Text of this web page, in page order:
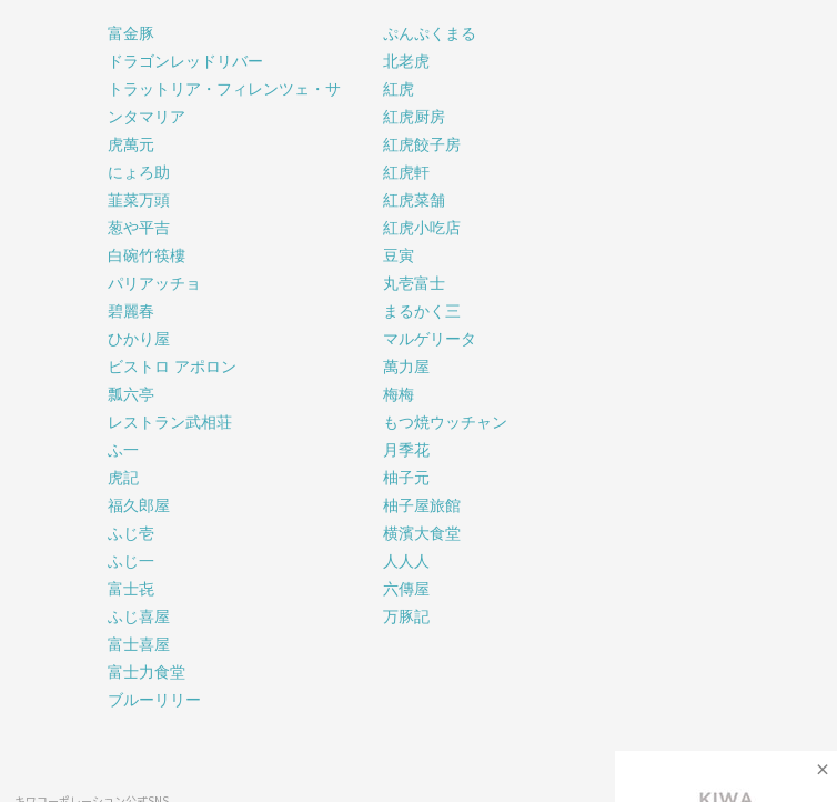
富金豚
ドラゴンレッドリバー
トラットリア・フィレンツェ・サ
ンタマリア
虎萬元
にょろ助
韮菜万頭
葱や平吉
白碗竹筷樓
パリアッチョ
碧麗春
ひかり屋
ビストロ アポロン
瓢六亭
レストラン武相荘
ふ一
虎記
福久郎屋
ふじ壱
ふじ一
富士㐂
ふじ喜屋
富士喜屋
富士力食堂
ブルーリリー
ぷんぷくまる
北老虎
紅虎
紅虎厨房
紅虎餃子房
紅虎軒
紅虎菜舗
紅虎小吃店
豆寅
丸壱富士
まるかく三
マルゲリータ
萬力屋
梅梅
もつ焼ウッチャン
月季花
柚子元
柚子屋旅館
横濱大食堂
人人人
六傳屋
万豚記
×